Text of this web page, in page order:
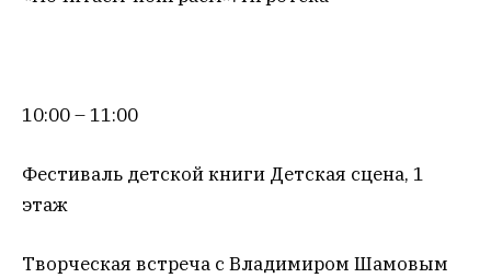
10:00 – 11:00
Фестиваль детской книги Детская сцена, 1
этаж
Творческая встреча с Владимиром Шамовым